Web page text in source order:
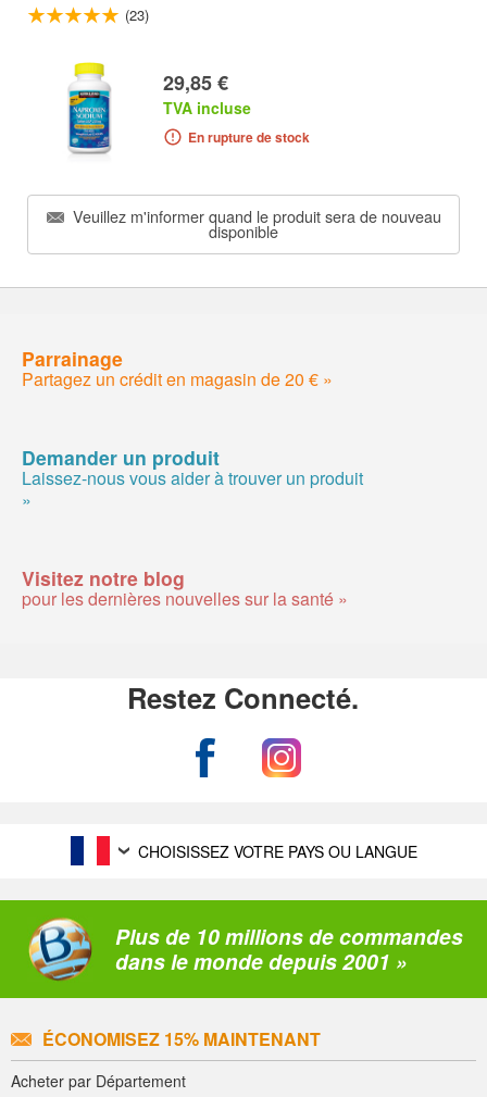
(23)
29,85 €
TVA incluse
En rupture de stock
Veuillez m'informer quand le produit sera de nouveau
disponible
Parrainage
Partagez un crédit en magasin de 20 € »
Demander un produit
Laissez-nous vous aider à trouver un produit
»
Visitez notre blog
pour les dernières nouvelles sur la santé »
Restez Connecté.
CHOISISSEZ VOTRE PAYS OU LANGUE
Plus de 10 millions de commandes
dans le monde depuis 2001 »
ÉCONOMISEZ 15% MAINTENANT
Acheter par Département